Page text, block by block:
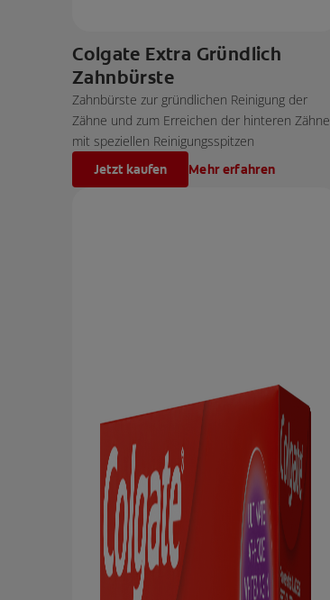
Colgate Extra Gründlich
Zahnbürste
Zahnbürste zur gründlichen Reinigung der
Zähne und zum Erreichen der hinteren Zähne
mit speziellen Reinigungsspitzen
Jetzt kaufen Mehr erfahren